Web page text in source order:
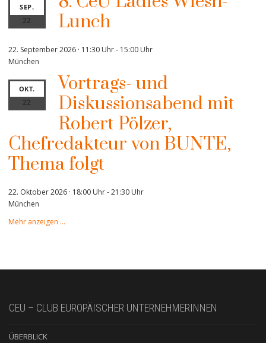
SEP.
22
Lunch
22. September 2026 · 11:30 Uhr- 15:00 Uhr
München
OKT.
22
Vortrags- und
Diskussionsabend mit
Robert Pölzer,
Chefredakteur von BUNTE,
Thema folgt
22. Oktober 2026 · 18:00 Uhr-21:30 Uhr
München
Mehr anzeigen …
CEU – CLUB EUROPÄISCHER UNTERNEHMERINNEN
ÜBERBLICK